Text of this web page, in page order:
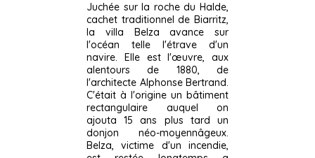
Juchée sur la roche du Halde,
cachet traditionnel de Biarritz,
la villa Belza avance sur
l'océan telle l'étrave d'un
navire. Elle est l'œuvre, aux
alentours de 1880, de
l'architecte Alphonse Bertrand.
C'était à l'origine un bâtiment
rectangulaire auquel on
ajouta 15 ans plus tard un
donjon néo-moyennâgeux.
Belza, victime d'un incendie,